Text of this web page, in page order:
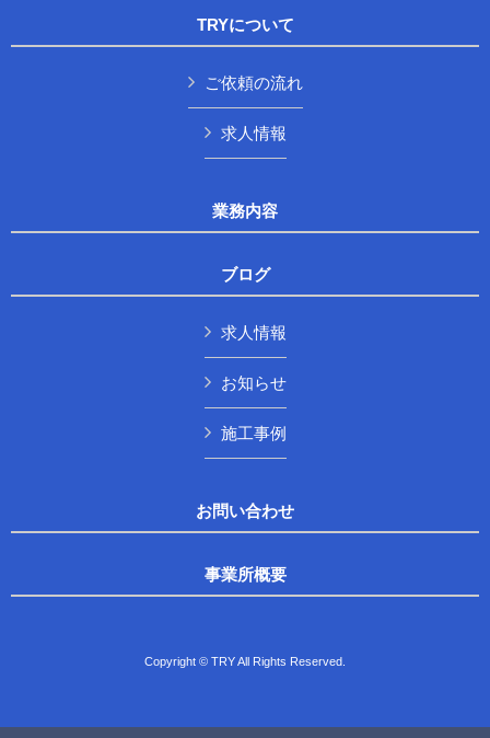
TRYについて
ご依頼の流れ
求人情報
業務内容
ブログ
求人情報
お知らせ
施工事例
お問い合わせ
事業所概要
Copyright © TRY All Rights Reserved.